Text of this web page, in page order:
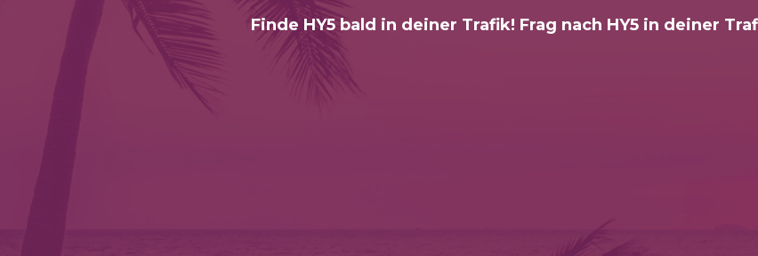
Finde HY5 bald in deiner Trafik! Frag nach HY5 in deiner